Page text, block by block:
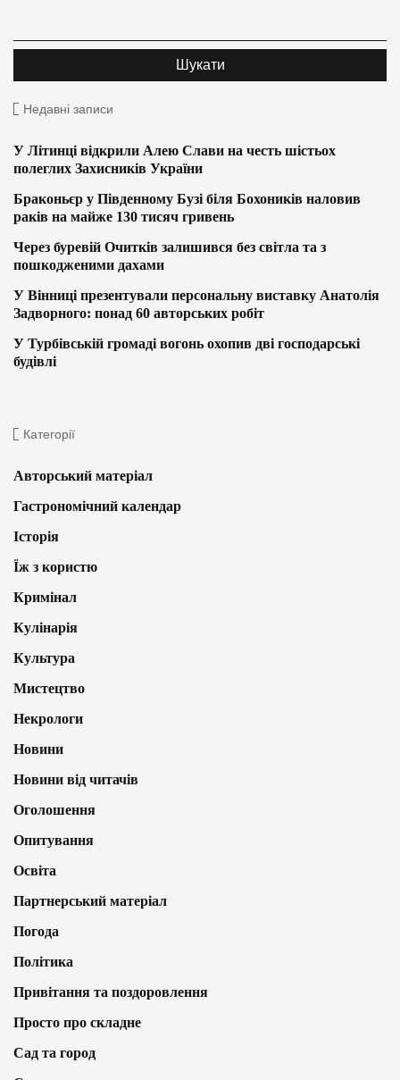
Недавні записи
У Літинці відкрили Алею Слави на честь шістьох
полеглих Захисників України
Браконьєр у Південному Бузі біля Бохоників наловив
раків на майже 130 тисяч гривень
Через буревій Очитків залишився без світла та з
пошкодженими дахами
У Вінниці презентували персональну виставку Анатолія
Задворного: понад 60 авторських робіт
У Турбівській громаді вогонь охопив дві господарські
будівлі
Категорії
Авторський матеріал
Гастрономічний календар
Історія
Їж з користю
Кримінал
Кулінарія
Культура
Мистецтво
Некрологи
Новини
Новини від читачів
Оголошення
Опитування
Освіта
Партнерський матеріал
Погода
Політика
Привітання та поздоровлення
Просто про складне
Сад та город